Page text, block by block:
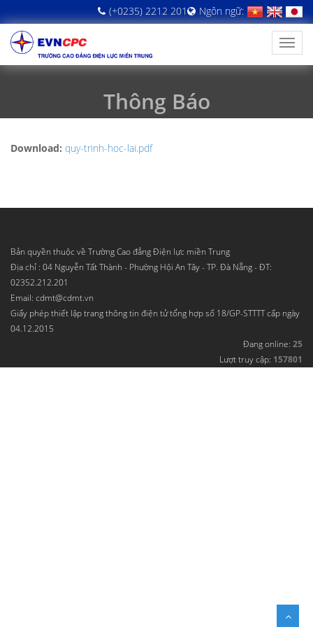
Ngôn ngữ:
(+0235) 2212 201
Thông Báo
Download: quy-trinh-hoc-lai.pdf
Bản quyền thuộc về Trường Cao đẳng Điện lực miền Trung
Địa chỉ : 04 Nguyễn Tất Thành - Phường Hội An Tây - TP. Đà Nẵng - ĐT:
02352.212.201
Email: cdmt@cdmt.vn
Giấy phép thiết lập trang thông tin điện tử tổng hợp số 18/GP-STTTT cấp ngày
04.12.2015
Đang online: 25
Lượt truy cập: 157801